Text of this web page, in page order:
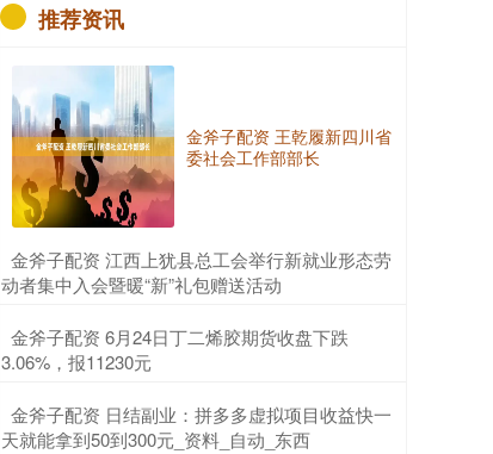
推荐资讯
金斧子配资 王乾履新四川省
委社会工作部部长
​金斧子配资 江西上犹县总工会举行新就业形态劳
动者集中入会暨暖“新”礼包赠送活动
​金斧子配资 6月24日丁二烯胶期货收盘下跌
3.06%，报11230元
​金斧子配资 日结副业：拼多多虚拟项目收益快一
天就能拿到50到300元_资料_自动_东西